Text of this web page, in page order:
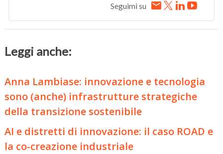
Seguimi su
Leggi anche:
Anna Lambiase: innovazione e tecnologia
sono (anche) infrastrutture strategiche
della transizione sostenibile
AI e distretti di innovazione: il caso ROAD e
la co-creazione industriale